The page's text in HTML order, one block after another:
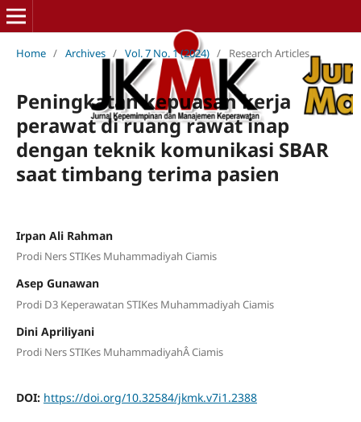
Home / Archives / Vol. 7 No. 1 (2024) / Research Articles
Peningkatan kepuasan kerja
perawat di ruang rawat inap
dengan teknik komunikasi SBAR
saat timbang terima pasien
Irpan Ali Rahman
Prodi Ners STIKes Muhammadiyah Ciamis
Asep Gunawan
Prodi D3 Keperawatan STIKes Muhammadiyah Ciamis
Dini Apriliyani
Prodi Ners STIKes MuhammadiyahÂ Ciamis
DOI: https://doi.org/10.32584/jkmk.v7i1.2388